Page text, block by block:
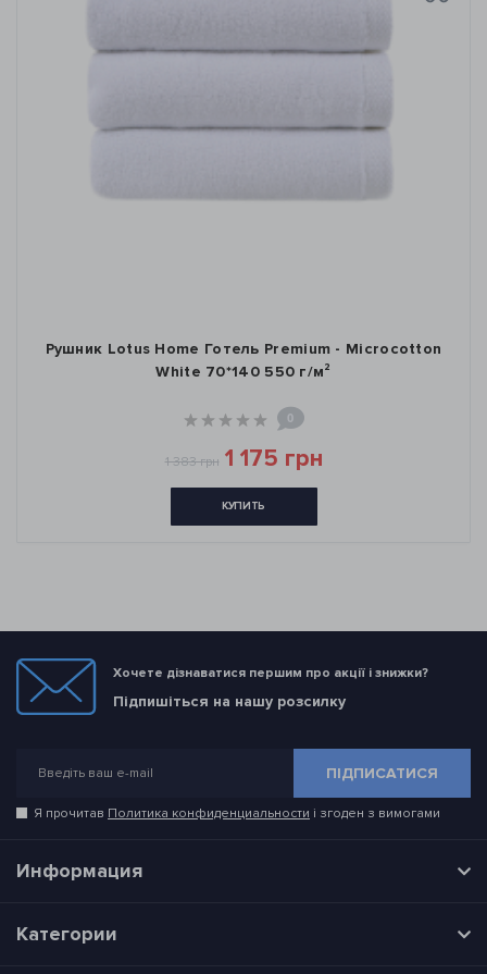
Рушник Lotus Home Готель Premium - Microcotton
White 70*140 550 г/м²
0
1 383 грн 1 175 грн
КУПИТЬ
Хочете дізнаватися першим про акції і знижки?
Підпишіться на нашу розсилку
ПІДПИСАТИСЯ
Я прочитав Политика конфиденциальности і згоден з вимогами
Информация
Категории